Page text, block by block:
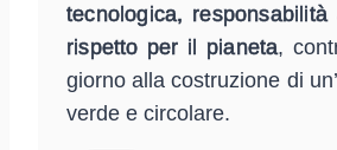
tecnologica,
rispetto per il pianeta,
giorno alla costruzione di
verde e circolare.